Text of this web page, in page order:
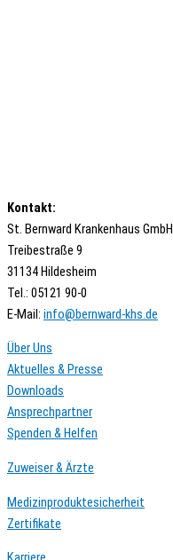
Kontakt:
St. Bernward Krankenhaus GmbH
Treibestraße 9
31134 Hildesheim
Tel.: 05121 90-0
E-Mail: ed.shk-drawnreb@ofni
Über Uns
Aktuelles & Presse
Downloads
Ansprechpartner
Spenden & Helfen
Zuweiser & Ärzte
Medizinproduktesicherheit
Zertifikate